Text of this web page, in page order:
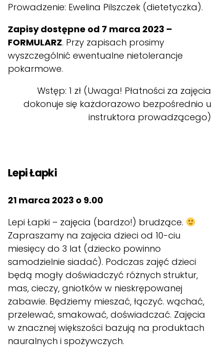
Prowadzenie: Ewelina Pilszczek (dietetyczka).
Zapisy dostępne od 7 marca 2023 –
FORMULARZ. Przy zapisach prosimy
wyszczególnić ewentualne nietolerancje
pokarmowe.
Wstęp: 1 zł (Uwaga! Płatności za zajęcia
dokonuje się każdorazowo bezpośrednio u
instruktora prowadzącego)
Lepi Łapki
21 marca 2023 o 9.00
Lepi Łapki – zajęcia (bardzo!) brudzące.
Zapraszamy na zajęcia dzieci od 10-ciu
miesięcy do 3 lat (dziecko powinno
samodzielnie siadać). Podczas zajęć dzieci
będą mogły doświadczyć różnych struktur,
mas, cieczy, gniotków w nieskrępowanej
zabawie. Będziemy mieszać, łączyć. wąchać,
przelewać, smakować, doświadczać. Zajęcia
w znacznej większości bazują na produktach
nauralnych i spożywczych.